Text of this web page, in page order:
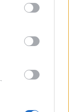
4482